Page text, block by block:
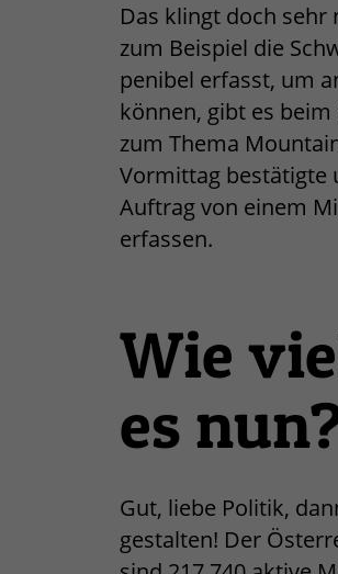
Das klingt doch sehr
zum Beispiel die
penibel erfasst, um
können, gibt es
zum Thema
Vormittag bestätigte
Auftrag von einem
erfassen.
Wie
es
Gut, liebe Politik,
gestalten! Der